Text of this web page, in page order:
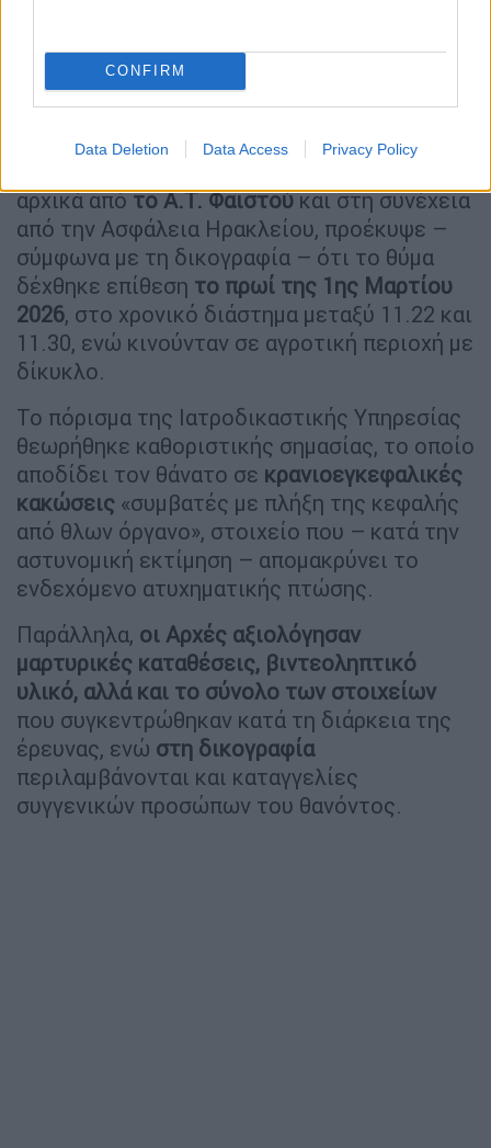
CONFIRM
Data Deletion Data Access Privacy Policy
αξιολογήσει όλα τα διαθέσιμα στοιχεία που
θα μπορούσαν να στηρίξουν ποινικά την
αρχικά απότο Α.Τ. Φαιστούκαι στη συνέχεια
από την Ασφάλεια Ηρακλείου, προέκυψε –
σύμφωνα με τη δικογραφία – ότι το θύμα
δέχθηκε επίθεση το πρωί της 1ης Μαρτίου
2026, στο χρονικό διάστημα μεταξύ 11.22 και
11.30, ενώ κινούνταν σε αγροτική περιοχή με
δίκυκλο.
Το πόρισμα της Ιατροδικαστικής Υπηρεσίας
θεωρήθηκε καθοριστικής σημασίας, το οποίο
αποδίδει τον θάνατο σε κρανιοεγκεφαλικές
κακώσεις «συμβατές με πλήξη της κεφαλής
από θλων όργανο», στοιχείο που – κατά την
αστυνομική εκτίμηση – απομακρύνει το
ενδεχόμενο ατυχηματικής πτώσης.
Παράλληλα, οι Αρχές αξιολόγησαν
μαρτυρικές καταθέσεις, βιντεοληπτικό
υλικό, αλλά και το σύνολο των στοιχείων
που συγκεντρώθηκαν κατά τη διάρκεια της
έρευνας, ενώ στη δικογραφία
περιλαμβάνονται και καταγγελίες
συγγενικών προσώπων του θανόντος.